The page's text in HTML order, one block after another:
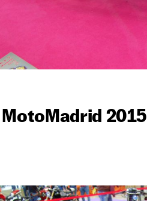
2015